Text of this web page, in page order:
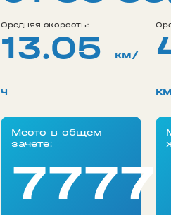
Средняя скорость:
13.05 км/
ч км
Место в общем
зачете: